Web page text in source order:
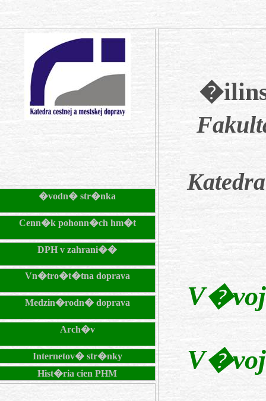
V�voj
V�voj
�vodn� str�nka
Cenn�k pohonn�ch hm�t
DPH v zahrani��
Vn�tro�t�tna doprava
Medzin�rodn� doprava
Arch�v
Internetov� str�nky
Hist�ria cien PHM